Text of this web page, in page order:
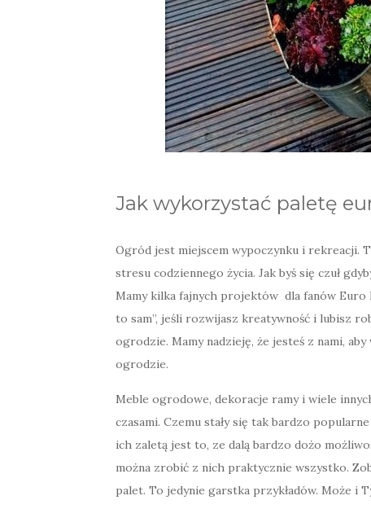
Jak wykorzystać paletę
Ogród jest miejscem wypoczynku i rekreacji.
stresu codziennego życia. Jak byś się czuł
Mamy kilka fajnych projektów dla fanów Euro
to sam”, jeśli rozwijasz kreatywność i lubisz
ogrodzie. Mamy nadzieję, że jesteś z nami,
ogrodzie.
Meble ogrodowe, dekoracje ramy i wiele
czasami. Czemu stały się tak bardzo
ich zaletą jest to, ze dalą bardzo dożo
można zrobić z nich praktycznie wszystko.
palet. To jedynie garstka przykładów. Może i